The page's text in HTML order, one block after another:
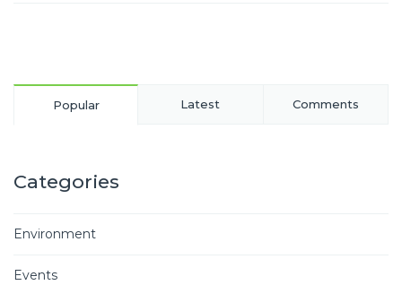
Popular Latest Comments
Categories
Environment
Events